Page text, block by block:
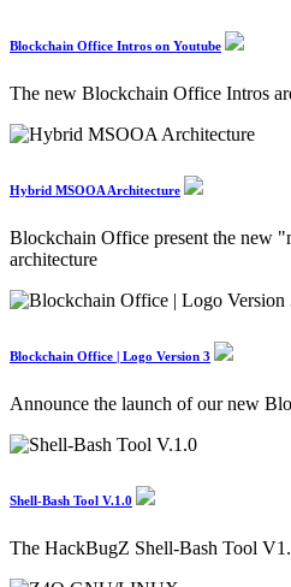
Blockchain Office Intros on Youtube
The new Blockchain Office Intros
Hybrid MSOOA Architecture
Blockchain Office present the new
architecture
Blockchain Office | Logo Version 3
Announce the launch of our new
Shell-Bash Tool V.1.0
The HackBugZ Shell-Bash Tool